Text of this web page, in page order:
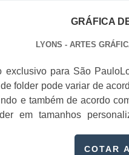
GRÁFICA
LYONS - ARTES
exclusivo para São
folder pode variar de
e também de acordo
em tamanhos
COTAR